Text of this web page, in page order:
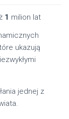
1 milion lat
ukazują
jednej z